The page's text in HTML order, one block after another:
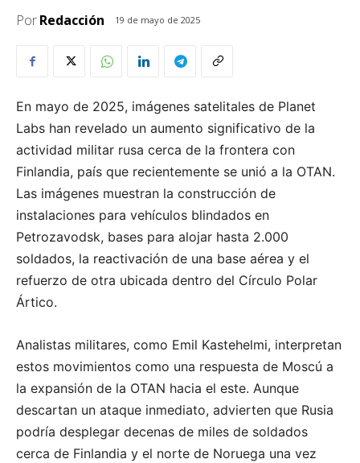
PorRedacción 19 de mayo de 2025
En mayo de 2025, imágenes satelitales de Planet
Labs han revelado un aumento significativo de la
actividad militar rusa cerca de la frontera con
Finlandia, país que recientemente se unió a la OTAN.
Las imágenes muestran la construcción de
instalaciones para vehículos blindados en
Petrozavodsk, bases para alojar hasta 2.000
soldados, la reactivación de una base aérea y el
refuerzo de otra ubicada dentro del Círculo Polar
Ártico.
Analistas militares, como Emil Kastehelmi, interpretan
estos movimientos como una respuesta de Moscú a
la expansión de la OTAN hacia el este. Aunque
descartan un ataque inmediato, advierten que Rusia
podría desplegar decenas de miles de soldados
cerca de Finlandia y el norte de Noruega una vez